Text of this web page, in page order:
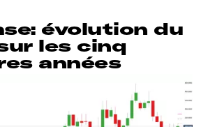
évolution du
les cinq
années